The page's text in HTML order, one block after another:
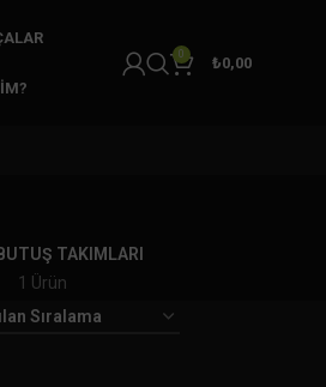
0
₺0,00
TUŞ TAKIMLARI
1 Ürün